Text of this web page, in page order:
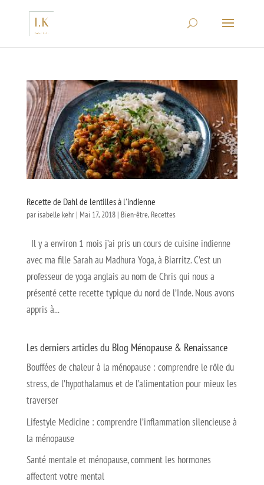
Recette de Dahl de lentilles à l'indienne
par isabelle kehr| Mai 17, 2018| Bien-être, Recettes
Il y a environ 1 mois j’ai pris un cours de cuisine indienne
avec ma fille Sarah au Madhura Yoga, à Biarritz. C’est un
professeur de yoga anglais au nom de Chris qui nous a
présenté cette recette typique du nord de l’Inde. Nous avons
appris à...
Les derniers articles du Blog Ménopause & Renaissance
Bouffées de chaleur à la ménopause : comprendre le rôle du
stress, de l’hypothalamus et de l’alimentation pour mieux les
traverser
Lifestyle Medicine : comprendre l’inflammation silencieuse à
la ménopause
Santé mentale et ménopause, comment les hormones
affectent votre mental